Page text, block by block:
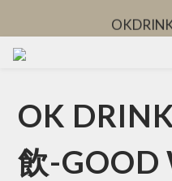
立即加入日日
OK
飲-GOOD